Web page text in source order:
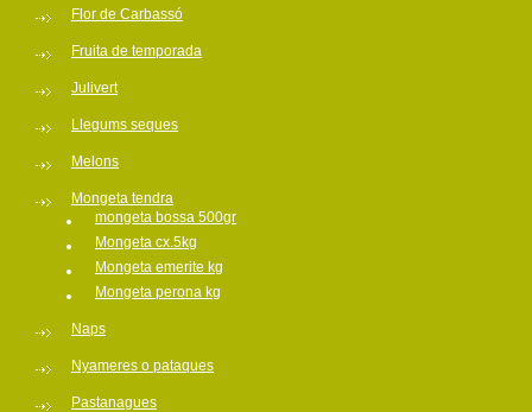
Flor de Carbassó
Fruita de temporada
Julivert
Llegums seques
Melons
Mongeta tendra
mongeta bossa 500gr
Mongeta cx.5kg
Mongeta emerite kg
Mongeta perona kg
Naps
Nyameres o pataques
Pastanagues